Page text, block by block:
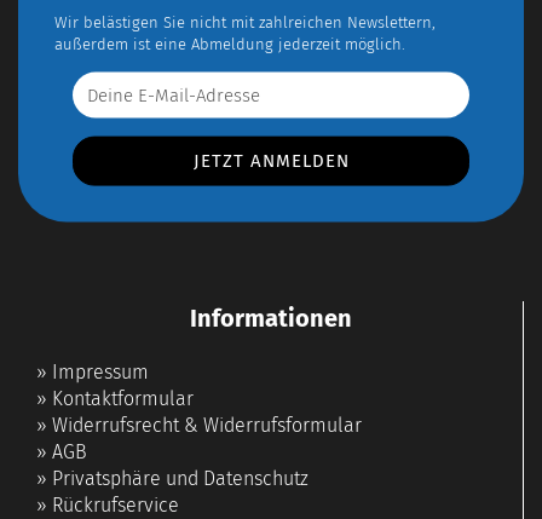
Wir belästigen Sie nicht mit zahlreichen Newslettern,
außerdem ist eine Abmeldung jederzeit möglich.
Informationen
» Impressum
» Kontaktformular
» Widerrufsrecht & Widerrufsformular
» AGB
» Privatsphäre und Datenschutz
» Rückrufservice